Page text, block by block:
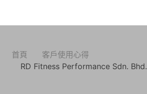
首頁
客戶使用心得
RD Fitness Performance Sdn. Bhd.